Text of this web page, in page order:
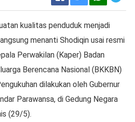
kualitas penduduk menjadi
menanti Shodiqin usai resmi
Perwakilan (Kaper) Badan
Berencana Nasional (BKKBN)
dilakukan oleh Gubernur
Parawansa, di Gedung Negara
(29/5).